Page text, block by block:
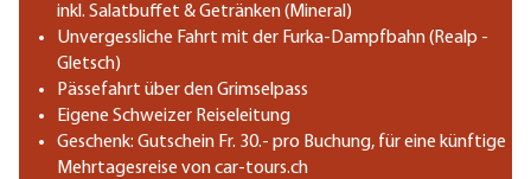
inkl. Salatbuffet & Getränken (Mineral)
Unvergessliche Fahrt mit der Furka-Dampfbahn (Realp -
Gletsch)
Pässefahrt über den Grimselpass
Eigene Schweizer Reiseleitung
Geschenk: Gutschein Fr. 30.- pro Buchung, für eine künftige
Mehrtagesreise von car-tours.ch